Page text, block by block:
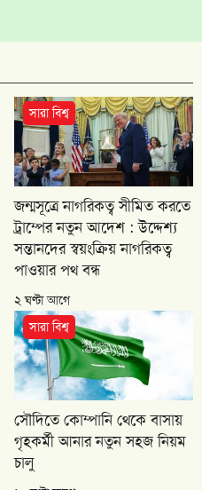
সারা বিশ্ব
জন্মসূত্রে নাগরিকত্ব সীমিত করতে
ট্রাম্পের নতুন আদেশ : উদ্দেশ্য
সন্তানদের স্বয়ংক্রিয় নাগরিকত্ব
পাওয়ার পথ বন্ধ
২ ঘণ্টা আগে
সারা বিশ্ব
সৌদিতে কোম্পানি থেকে বাসায়
গৃহকর্মী আনার নতুন সহজ নিয়ম
চালু